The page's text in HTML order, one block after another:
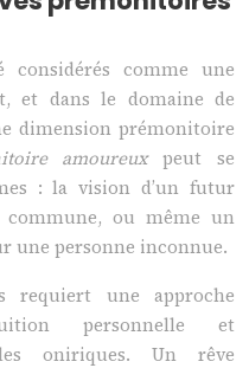
considérés comme une
et dans le domaine de
dimension prémonitoire
amoureuxpeut se
: la vision d’un futur
ou même un
une personne inconnue.
requiert une approche
personnelle et
oniriques. Un rêve